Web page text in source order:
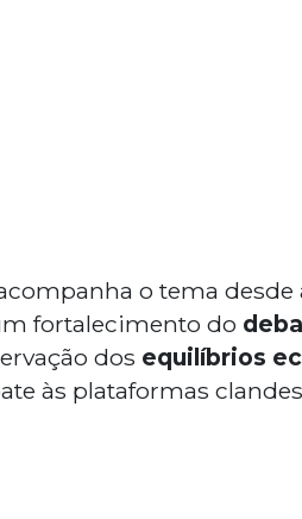
o tema
fortalecimento do
dos equilíbrios
às plataformas